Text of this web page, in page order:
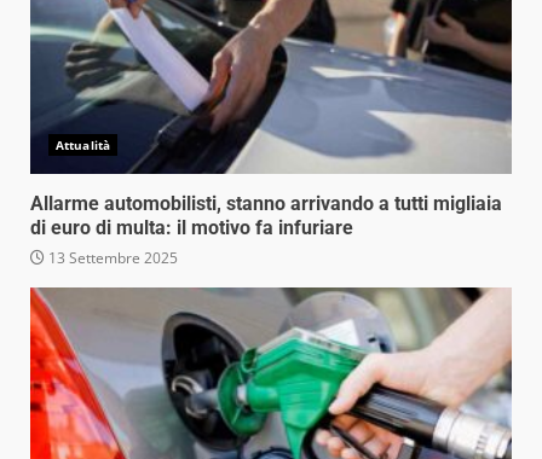
Attualità
Allarme automobilisti, stanno arrivando a tutti migliaia
di euro di multa: il motivo fa infuriare
13 Settembre 2025